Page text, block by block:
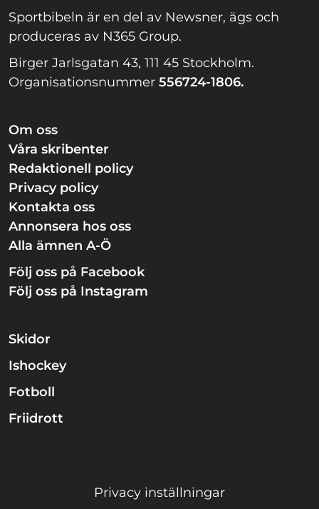
Sportbibeln är en del av Newsner, ägs och
produceras av N365 Group.
Birger Jarlsgatan 43, 111 45 Stockholm.
Organisationsnummer 556724-1806.
Om oss
Våra skribenter
Redaktionell policy
Privacy policy
Kontakta oss
Annonsera hos oss
Alla ämnen A-Ö
Följ oss på Facebook
Följ oss på Instagram
Skidor
Ishockey
Fotboll
Friidrott
Privacy inställningar